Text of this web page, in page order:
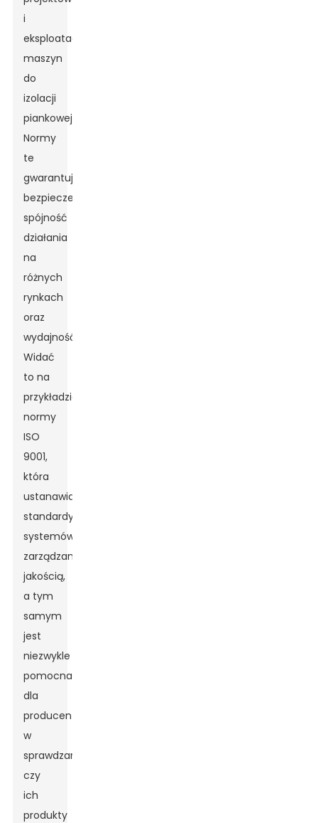
i
eksploatację
maszyn
do
izolacji
piankowej.
Normy
te
gwarantują
bezpieczeństwo,
spójność
działania
na
różnych
rynkach
oraz
wydajność.
Widać
to na
przykładzie
normy
ISO
9001,
która
ustanawia
standardy
systemów
zarządzania
jakością,
a tym
samym
jest
niezwykle
pomocna
dla
producentów
w
sprawdzaniu,
czy
ich
produkty